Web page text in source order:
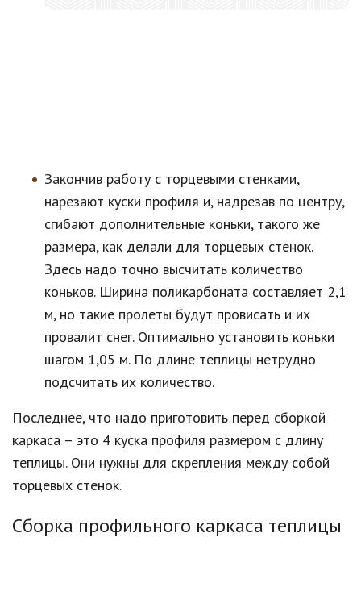
Закончив работу с торцевыми стенками,
нарезают куски профиля и, надрезав по центру,
сгибают дополнительные коньки, такого же
размера, как делали для торцевых стенок.
Здесь надо точно высчитать количество
коньков. Ширина поликарбоната составляет 2,1
м, но такие пролеты будут провисать и их
провалит снег. Оптимально установить коньки
шагом 1,05 м. По длине теплицы нетрудно
подсчитать их количество.
Последнее, что надо приготовить перед сборкой
каркаса – это 4 куска профиля размером с длину
теплицы. Они нужны для скрепления между собой
торцевых стенок.
Сборка профильного каркаса теплицы